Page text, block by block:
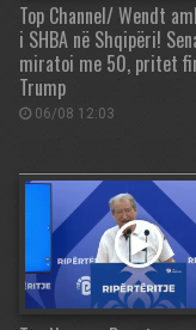
Top Channel/ Wendt
i SHBA në Shqipëri!
miratoi me 50, pritet
Trump
06/08 12:03